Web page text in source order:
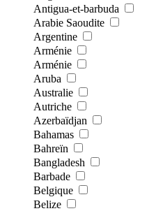
Antigua-et-barbuda
Arabie Saoudite
Argentine
Arménie
Arménie
Aruba
Australie
Autriche
Azerbaïdjan
Bahamas
Bahreïn
Bangladesh
Barbade
Belgique
Belize